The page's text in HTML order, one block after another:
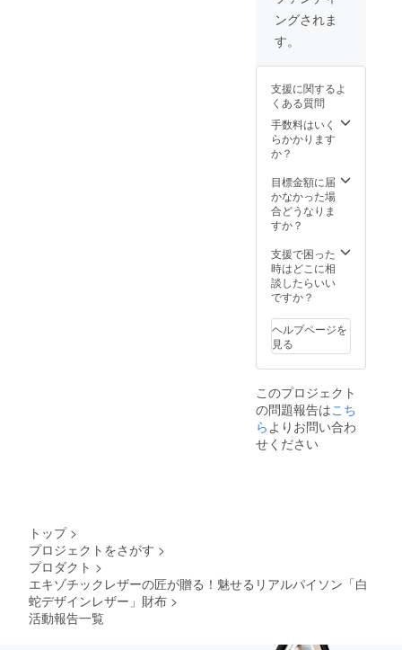
時期が
遅れる
ご連絡
す。 ※
デザイ
ン・仕
様は変
性もご
ざいま
す。ご
い。
ングされま
す。
支援に関するよ
くある質問
手数料はいく
らかかります
か？
目標金額に届
かなかった場
合どうなりま
すか？
支援で困った
時はどこに相
談したらいい
ですか？
ヘルプページを
見る
このプロジェクト
の問題報告はこち
らよりお問い合わ
せください
トップ >
プロジェクトをさがす >
プロダクト >
エキゾチックレザーの匠が贈る！魅せるリアルパイソン「白
蛇デザインレザー」財布 >
活動報告一覧